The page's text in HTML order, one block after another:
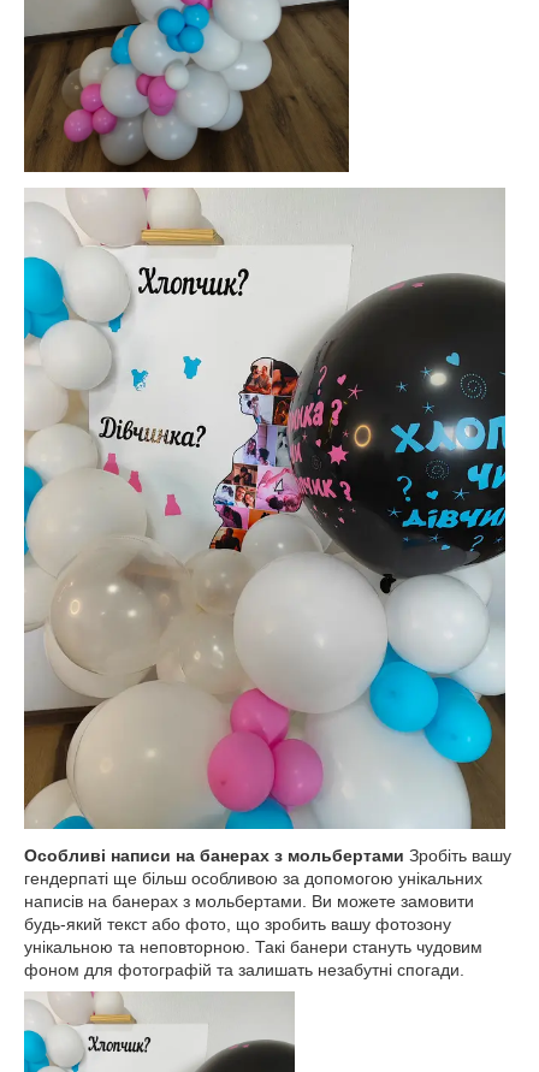
Особливі написи на банерах з мольбертами Зробіть вашу
гендерпаті ще більш особливою за допомогою унікальних
написів на банерах з мольбертами. Ви можете замовити
будь-який текст або фото, що зробить вашу фотозону
унікальною та неповторною. Такі банери стануть чудовим
фоном для фотографій та залишать незабутні спогади.